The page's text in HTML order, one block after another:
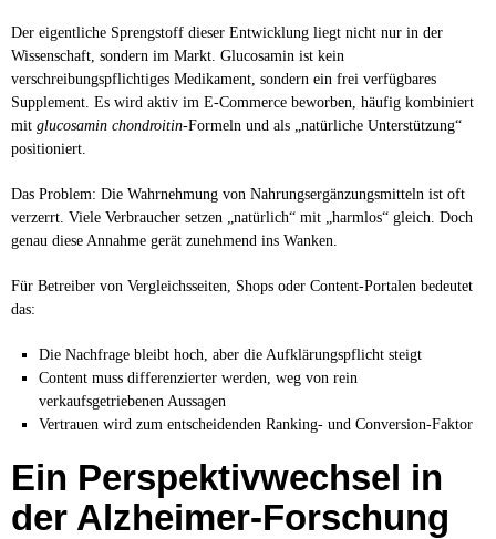
Der eigentliche Sprengstoff dieser Entwicklung liegt nicht nur in der
Wissenschaft, sondern im Markt. Glucosamin ist kein
verschreibungspflichtiges Medikament, sondern ein frei verfügbares
Supplement. Es wird aktiv im E-Commerce beworben, häufig kombiniert
mit glucosamin chondroitin-Formeln und als „natürliche Unterstützung“
positioniert.
Das Problem: Die Wahrnehmung von Nahrungsergänzungsmitteln ist oft
verzerrt. Viele Verbraucher setzen „natürlich“ mit „harmlos“ gleich. Doch
genau diese Annahme gerät zunehmend ins Wanken.
Für Betreiber von Vergleichsseiten, Shops oder Content-Portalen bedeutet
das:
Die Nachfrage bleibt hoch, aber die Aufklärungspflicht steigt
Content muss differenzierter werden, weg von rein
verkaufsgetriebenen Aussagen
Vertrauen wird zum entscheidenden Ranking- und Conversion-Faktor
Ein Perspektivwechsel in
der Alzheimer-Forschung